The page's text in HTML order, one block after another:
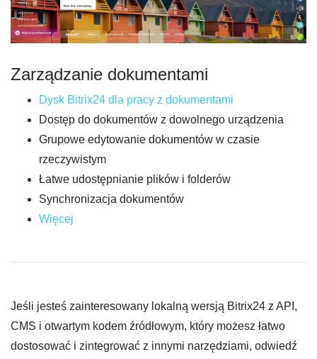
Zarządzanie dokumentami
Dysk Bitrix24 dla pracy z dokumentami
Dostęp do dokumentów z dowolnego urządzenia
Grupowe edytowanie dokumentów w czasie
rzeczywistym
Łatwe udostępnianie plików i folderów
Synchronizacja dokumentów
Więcej
Jeśli jesteś zainteresowany lokalną wersją Bitrix24 z API,
CMS i otwartym kodem źródłowym, który możesz łatwo
dostosować i zintegrować z innymi narzędziami, odwiedź